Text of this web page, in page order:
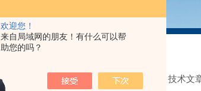
欢迎您！
来自局域网的朋友！有什么可以帮
助您的吗？
我的位置： 技术文